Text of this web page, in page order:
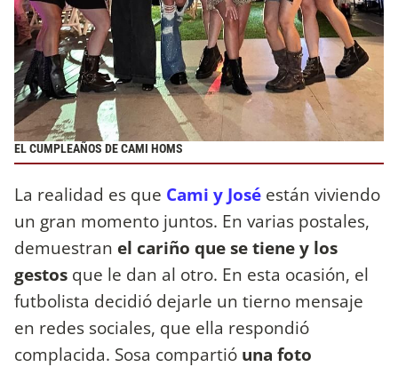
EL CUMPLEAÑOS DE CAMI HOMS
La realidad es que Cami y José están viviendo
un gran momento juntos. En varias postales,
demuestran el cariño que se tiene y los
gestos que le dan al otro. En esta ocasión, el
futbolista decidió dejarle un tierno mensaje
en redes sociales, que ella respondió
complacida. Sosa compartió una foto